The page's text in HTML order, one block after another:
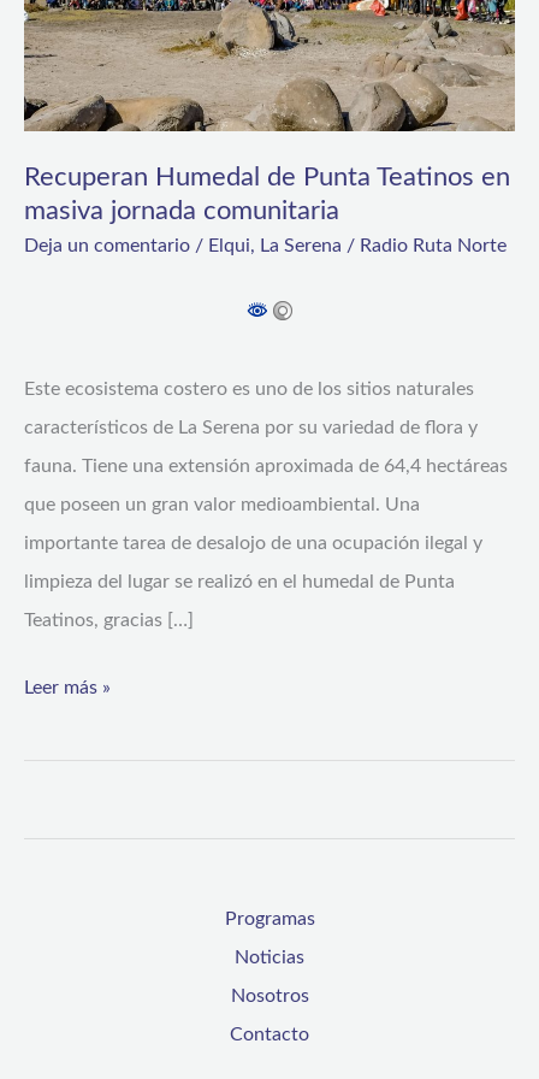
Recuperan Humedal de Punta Teatinos en
masiva jornada comunitaria
Deja un comentario / Elqui, La Serena / Radio Ruta Norte
Este ecosistema costero es uno de los sitios naturales
característicos de La Serena por su variedad de flora y
fauna. Tiene una extensión aproximada de 64,4 hectáreas
que poseen un gran valor medioambiental. Una
importante tarea de desalojo de una ocupación ilegal y
limpieza del lugar se realizó en el humedal de Punta
Teatinos, gracias […]
en
masiva
jornada
Leer más »
Programas
Noticias
Nosotros
Contacto